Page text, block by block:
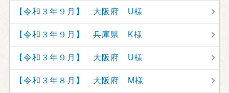
【令和３年９月】 大阪府 U様
【令和３年９月】 兵庫県 K様
【令和３年９月】 大阪府 U様
【令和３年８月】 大阪府 M様